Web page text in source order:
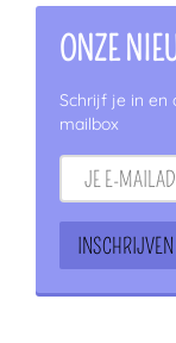
ONZE
Schrijf je in en
mailbox